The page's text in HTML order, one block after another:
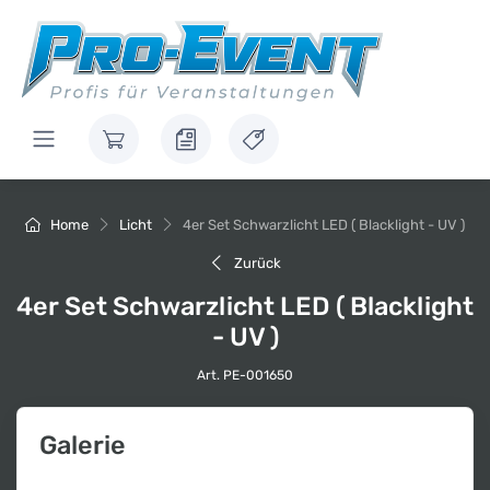
Home Licht 4er Set Schwarzlicht LED ( Blacklight - UV )
Zurück
4er Set Schwarzlicht LED ( Blacklight
- UV )
Art. PE-001650
Galerie